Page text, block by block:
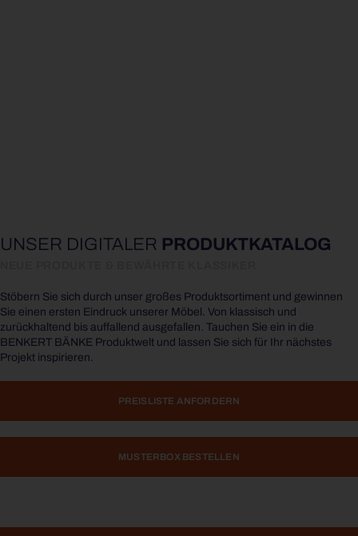
UNSER DIGITALER PRODUKT­KATALOG
Stöbern Sie sich durch unser großes Produktsortiment und gewinnen
Sie einen ersten Eindruck unserer Möbel. Von klassisch und
zurückhaltend bis auffallend ausgefallen. Tauchen Sie ein in die
BENKERT BÄNKE Produktwelt und lassen Sie sich für Ihr nächstes
Projekt inspirieren.
PREISLISTE ANFORDERN
MUSTERBOX BESTELLEN